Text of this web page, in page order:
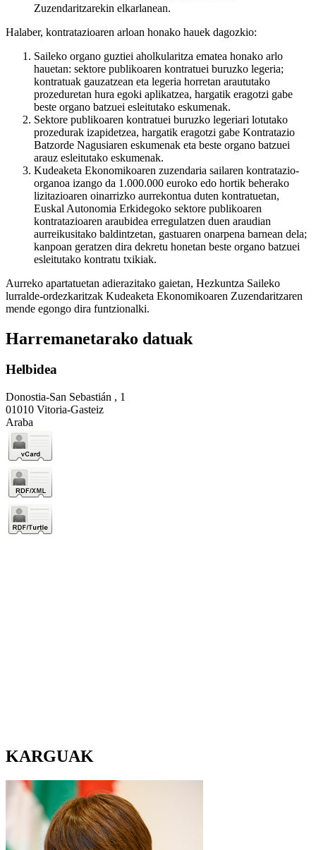
Zuzendaritzarekin elkarlanean.
Halaber, kontratazioaren arloan honako hauek dagozkio:
Saileko organo guztiei aholkularitza ematea honako arlo
hauetan: sektore publikoaren kontratuei buruzko legeria;
kontratuak gauzatzean eta legeria horretan araututako
prozeduretan hura egoki aplikatzea, hargatik eragotzi gabe
beste organo batzuei esleitutako eskumenak.
Sektore publikoaren kontratuei buruzko legeriari lotutako
prozedurak izapidetzea, hargatik eragotzi gabe Kontratazio
Batzorde Nagusiaren eskumenak eta beste organo batzuei
arauz esleitutako eskumenak.
Kudeaketa Ekonomikoaren zuzendaria sailaren kontratazio-
organoa izango da 1.000.000 euroko edo hortik beherako
lizitazioaren oinarrizko aurrekontua duten kontratuetan,
Euskal Autonomia Erkidegoko sektore publikoaren
kontratazioaren araubidea erregulatzen duen araudian
aurreikusitako baldintzetan, gastuaren onarpena barnean dela;
kanpoan geratzen dira dekretu honetan beste organo batzuei
esleitutako kontratu txikiak.
Aurreko apartatuetan adierazitako gaietan, Hezkuntza Saileko
lurralde-ordezkaritzak Kudeaketa Ekonomikoaren Zuzendaritzaren
mende egongo dira funtzionalki.
Harremanetarako datuak
Helbidea
Donostia-San Sebastián , 1
01010 Vitoria-Gasteiz
Araba
KARGUAK